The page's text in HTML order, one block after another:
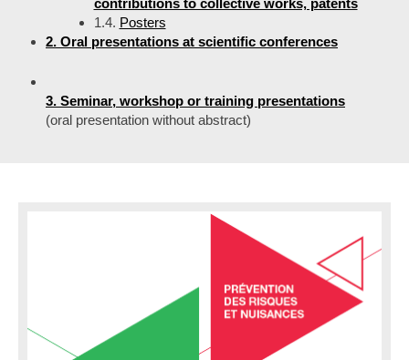
contributions to collective works, patents
1.4. Posters
2. Oral presentations at scientific conferences
3. Seminar, workshop or training presentations
(oral presentation without abstract)